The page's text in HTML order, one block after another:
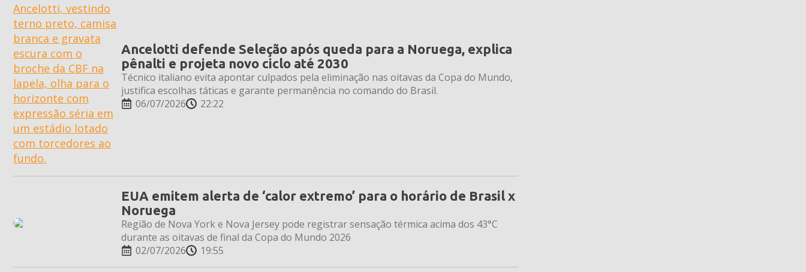
Ancelotti defende Seleção após queda para a Noruega, explica
pênalti e projeta novo ciclo até 2030
Técnico italiano evita apontar culpados pela eliminação nas oitavas da Copa do Mundo,
justifica escolhas táticas e garante permanência no comando do Brasil.
06/07/2026
22:22
EUA emitem alerta de ‘calor extremo’ para o horário de Brasil x
Noruega
Região de Nova York e Nova Jersey pode registrar sensação térmica acima dos 43°C
durante as oitavas de final da Copa do Mundo 2026
02/07/2026
19:55